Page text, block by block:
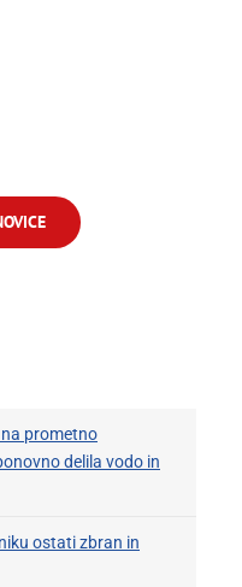
prometno
delila vodo in
ostati zbran in